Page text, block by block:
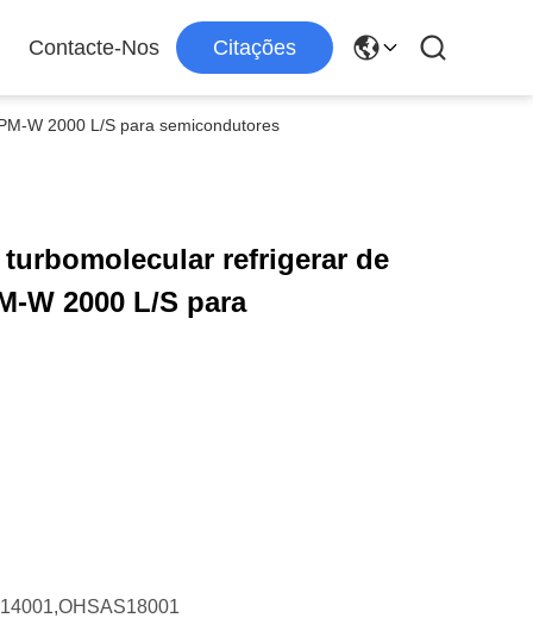
Contacte-Nos Citações
W 2000 L/S para semicondutores
refrigerar de
W 2000 L/S para